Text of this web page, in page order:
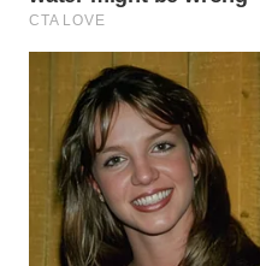
INDRAMAYU
WN
KUNINGAN
WN
MAJALENGKA
WN